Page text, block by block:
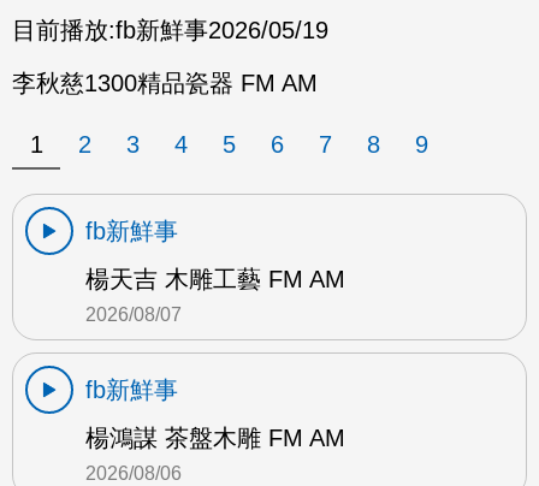
目前播放:fb新鮮事2026/05/19
李秋慈1300精品瓷器 FM AM
1 2 3 4 5 6 7 8 9
fb新鮮事
楊天吉 木雕工藝 FM AM
2026/08/07
fb新鮮事
楊鴻謀 茶盤木雕 FM AM
2026/08/06